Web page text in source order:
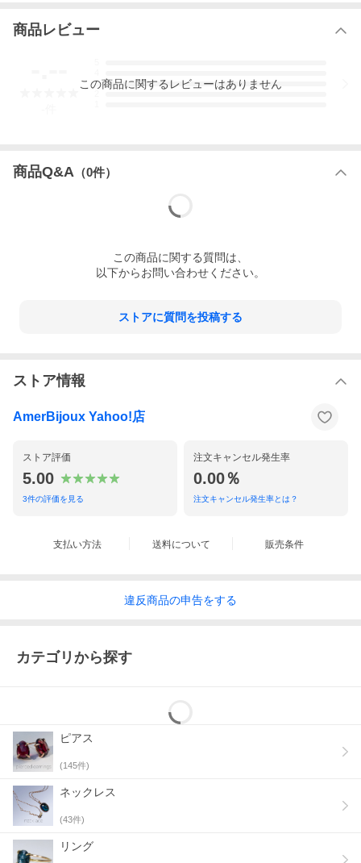
ご要望を多く頂戴した小粒タイプです。
透明感と煌きの強いグレードの高い石から厳選し、小粒でもしっかりし
しくカットされたような形をしています。それはまるでダイヤモンドの
ダイヤモンドクォーツのナチュラルな美しさをお楽しみいただきたいで
商品レビュー
3
この商品に関するレビューはありません
商品Q&A （0件）
この商品に関する質問は、
以下からお問い合わせください。
ストアに質問を投稿する
ストア情報
AmerBijoux Yahoo!店
ストア評価
5.00
3件の評価を見る
注文キャンセル発生率
0.00％
注文キャンセル発生率とは？
支払い方法 送料について 販売条件
違反商品の申告をする
カテゴリから探す
ピアス
(145件)
ネックレス
(43件)
リング